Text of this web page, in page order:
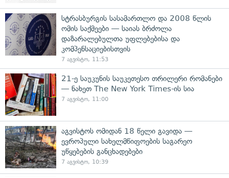
სტრასბურგის სასამართლო და 2008 წლის
ომის საქმეები — საიას ბრძოლა
დაზარალებულთა უფლებებისა და
კომპენსაციებისთვის
7 აგვისტო, 11:53
21-ე საუკუნის საუკეთესო თრილერი რომანები
— ნახეთ The New York Times-ის სია
7 აგვისტო, 11:00
აგვისტოს ომიდან 18 წელი გავიდა —
ევროპული სახელმწიფოების საგარეო
უწყებების განცხადებები
7 აგვისტო, 10:39